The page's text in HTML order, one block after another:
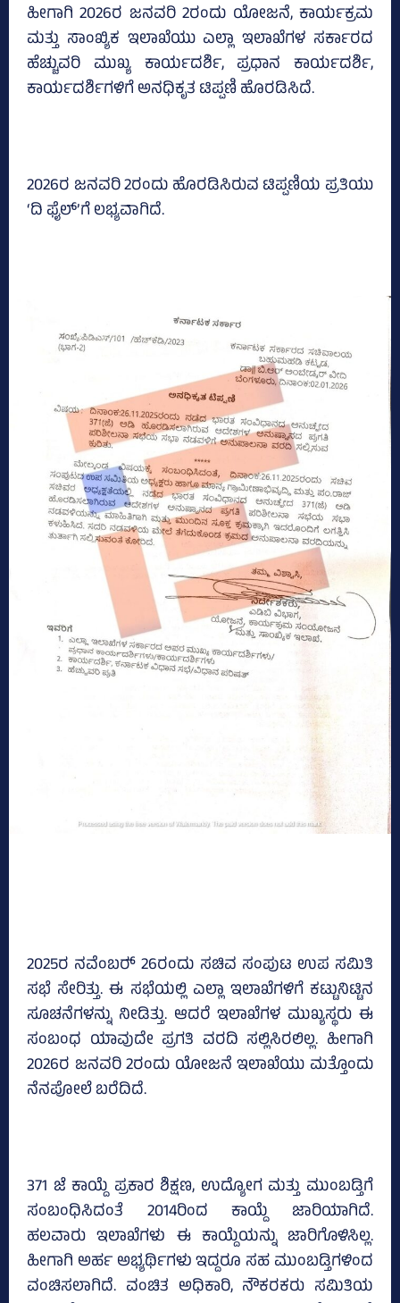
ಹೀಗಾಗಿ 2026ರ ಜನವರಿ 2ರಂದು ಯೋಜನೆ, ಕಾರ್ಯಕ್ರಮ
ಮತ್ತು ಸಾಂಖ್ಯಿಕ ಇಲಾಖೆಯು ಎಲ್ಲಾ ಇಲಾಖೆಗಳ ಸರ್ಕಾರದ
ಹೆಚ್ಚುವರಿ ಮುಖ್ಯ ಕಾರ್ಯದರ್ಶಿ, ಪ್ರಧಾನ ಕಾರ್ಯದರ್ಶಿ,
ಕಾರ್ಯದರ್ಶಿಗಳಿಗೆ ಅನಧಿಕೃತ ಟಿಪ್ಪಣಿ ಹೊರಡಿಸಿದೆ.
2026ರ ಜನವರಿ 2ರಂದು ಹೊರಡಿಸಿರುವ ಟಿಪ್ಪಣಿಯ ಪ್ರತಿಯು
‘ದಿ ಫೈಲ್‌’ಗೆ ಲಭ್ಯವಾಗಿದೆ.
2025ರ ನವೆಂಬರ್‍‌ 26ರಂದು ಸಚಿವ ಸಂಪುಟ ಉಪ ಸಮಿತಿ
ಸಭೆ ಸೇರಿತ್ತು. ಈ ಸಭೆಯಲ್ಲಿ ಎಲ್ಲಾ ಇಲಾಖೆಗಳಿಗೆ ಕಟ್ಟುನಿಟ್ಟಿನ
ಸೂಚನೆಗಳನ್ನು ನೀಡಿತ್ತು. ಆದರೆ ಇಲಾಖೆಗಳ ಮುಖ್ಯಸ್ಥರು ಈ
ಸಂಬಂಧ ಯಾವುದೇ ಪ್ರಗತಿ ವರದಿ ಸಲ್ಲಿಸಿರಲಿಲ್ಲ. ಹೀಗಾಗಿ
2026ರ ಜನವರಿ 2ರಂದು ಯೋಜನೆ ಇಲಾಖೆಯು ಮತ್ತೊಂದು
ನೆನಪೋಲೆ ಬರೆದಿದೆ.
371 ಜೆ ಕಾಯ್ದೆ ಪ್ರಕಾರ ಶಿಕ್ಷಣ, ಉದ್ಯೋಗ ಮತ್ತು ಮುಂಬಡ್ತಿಗೆ
ಸಂಬಂಧಿಸಿದಂತೆ 2014ರಿಂದ ಕಾಯ್ದೆ ಜಾರಿಯಾಗಿದೆ.
ಹಲವಾರು ಇಲಾಖೆಗಳು ಈ ಕಾಯ್ದೆಯನ್ನು ಜಾರಿಗೊಳಿಸಿಲ್ಲ.
ಹೀಗಾಗಿ ಅರ್ಹ ಅಭ್ಯರ್ಥಿಗಳು ಇದ್ದರೂ ಸಹ ಮುಂಬಡ್ತಿಗಳಿಂದ
ವಂಚಿಸಲಾಗಿದೆ. ವಂಚಿತ ಅಧಿಕಾರಿ, ನೌಕರಕರು ಸಮಿತಿಯ